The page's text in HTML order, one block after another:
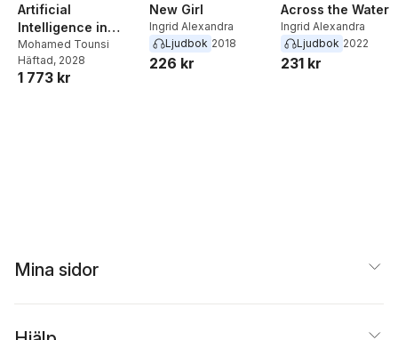
Artificial
Intelligence in
Medical Robotics
Mohamed Tounsi
Häftad, 2028
1 773 kr
New Girl
Ingrid Alexandra
Ljudbok 2018
226 kr
Across the Water
Ingrid Alexandra
Ljudbok 2022
231 kr
Mina sidor